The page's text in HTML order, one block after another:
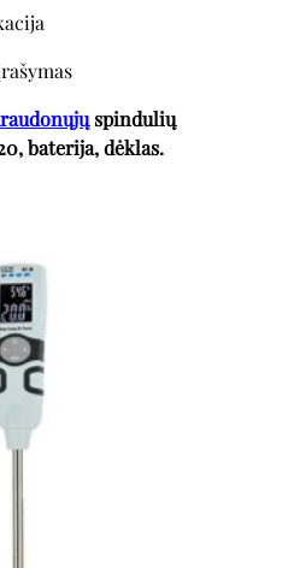
spindulių
baterija, dėklas.